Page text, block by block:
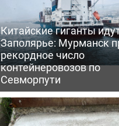
Китайские гиганты
Заполярье: Мурманск
рекордное число
контейнеровозов по
Севморпути